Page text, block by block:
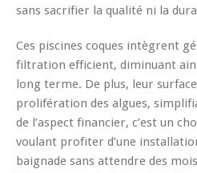
sans sacrifier la qualité ni la
Ces piscines coques intègrent
filtration efficient, diminuant
long terme. De plus, leur
prolifération des algues,
de l’aspect financier, c’est un
voulant profiter d’une
baignade sans attendre des